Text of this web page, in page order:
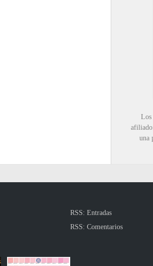
Los
una
RSS: Entradas
RSS: Comentarios